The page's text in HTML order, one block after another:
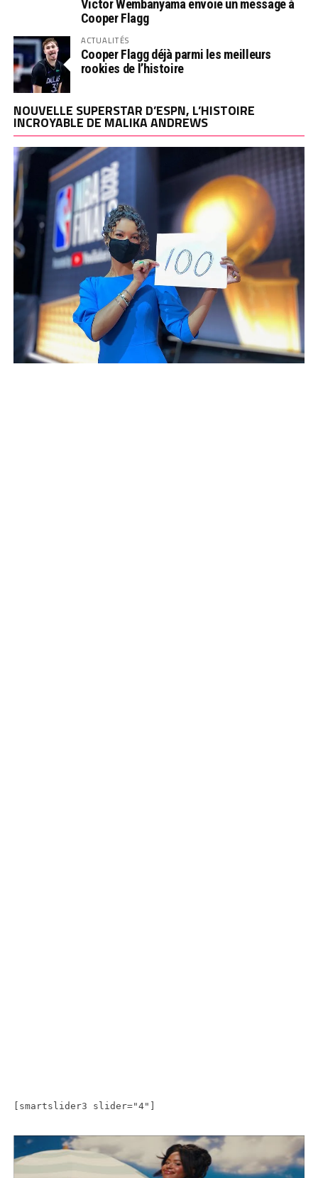
Victor Wembanyama envoie un message à
Cooper Flagg
ACTUALITÉS
Cooper Flagg déjà parmi les meilleurs
rookies de l’histoire
NOUVELLE SUPERSTAR D’ESPN, L’HISTOIRE
INCROYABLE DE MALIKA ANDREWS
[smartslider3 slider="4"]